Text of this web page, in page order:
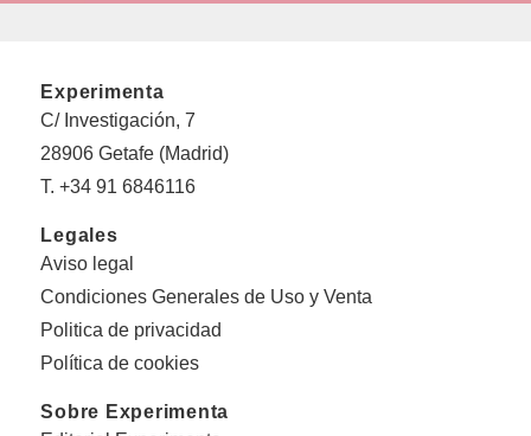
Experimenta
C/ Investigación, 7
28906 Getafe (Madrid)
T. +34 91 6846116
Legales
Aviso legal
Condiciones Generales de Uso y Venta
Politica de privacidad
Política de cookies
Sobre Experimenta